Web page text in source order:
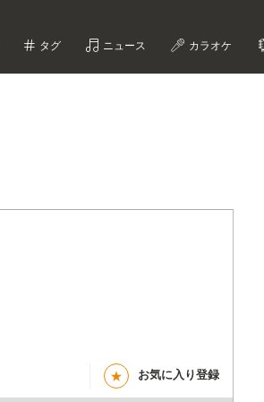
タグ ニュース カラオケ
★ お気に入り登録